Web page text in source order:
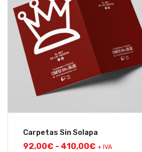
Carpetas Sin Solapa
92,00€ - 410,00€ + IVA